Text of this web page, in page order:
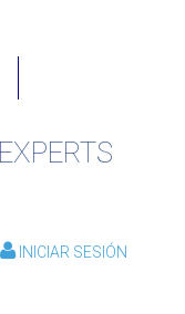
INICIAR SESIÓN